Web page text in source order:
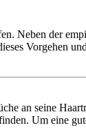
Neben der
Vorgehen
an seine
Um eine